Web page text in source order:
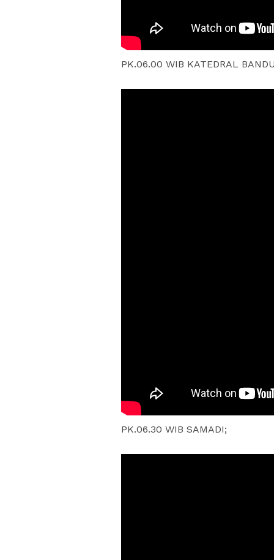
PK.06.00 WIB KATEDRAL
PK.06.30 WIB SAMADI;